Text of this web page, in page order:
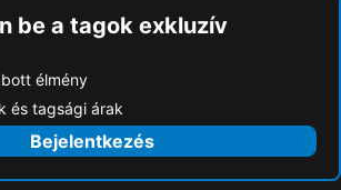
be a tagok exkluzív
élmény
és tagsági árak
Bejelentkezés